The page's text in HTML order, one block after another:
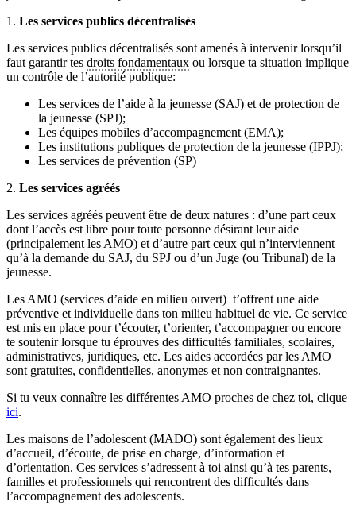
1. Les services publics décentralisés
Les services publics décentralisés sont amenés à intervenir lorsqu’il
faut garantir tes droits fondamentaux ou lorsque ta situation implique
un contrôle de l’autorité publique:
Les services de l’aide à la jeunesse (SAJ) et de protection de
la jeunesse (SPJ);
Les équipes mobiles d’accompagnement (EMA);
Les institutions publiques de protection de la jeunesse (IPPJ);
Les services de prévention (SP)
2. Les services agréés
Les services agréés peuvent être de deux natures : d’une part ceux
dont l’accès est libre pour toute personne désirant leur aide
(principalement les AMO) et d’autre part ceux qui n’interviennent
qu’à la demande du SAJ, du SPJ ou d’un Juge (ou Tribunal) de la
jeunesse.
Les AMO (services d’aide en milieu ouvert) t’offrent une aide
préventive et individuelle dans ton milieu habituel de vie. Ce service
est mis en place pour t’écouter, t’orienter, t’accompagner ou encore
te soutenir lorsque tu éprouves des difficultés familiales, scolaires,
administratives, juridiques, etc. Les aides accordées par les AMO
sont gratuites, confidentielles, anonymes et non contraignantes.
Si tu veux connaître les différentes AMO proches de chez toi, clique
ici.
Les maisons de l’adolescent (MADO) sont également des lieux
d’accueil, d’écoute, de prise en charge, d’information et
d’orientation. Ces services s’adressent à toi ainsi qu’à tes parents,
familles et professionnels qui rencontrent des difficultés dans
l’accompagnement des adolescents.